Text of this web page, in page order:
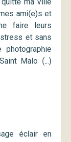
ami(e)s et
faire leurs
stress et sans
photographie
Malo (...)
éclair en